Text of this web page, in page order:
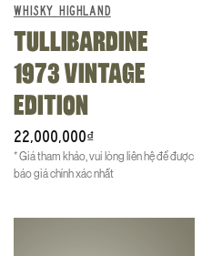
WHISKY HIGHLAND
TULLIBARDINE
1973 VINTAGE
EDITION
22,000,000₫
* Giá tham khảo, vui lòng liên hệ để được
báo giá chính xác nhất